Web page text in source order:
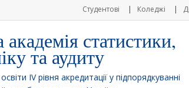
Студентові Коледжі
статистики,
та аудиту
IV рівня акредитації у підпорядкуванні